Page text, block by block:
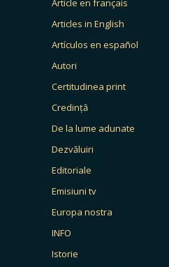
Article en français
Articles in English
Artículos en español
Autori
Certitudinea print
Credință
De la lume adunate
Dezvăluiri
Editoriale
Emisiuni tv
Europa nostra
INFO
Istorie